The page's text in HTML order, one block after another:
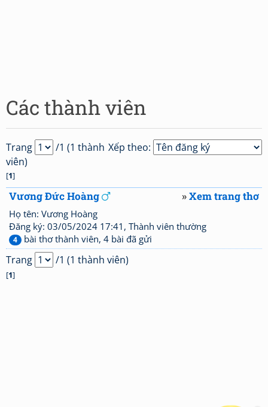
Các thành viên
Xếp theo:
Trang
/1 (1 thành
viên)
[1]
»Xem trang thơ
Vương Đức Hoàng
Họ tên: Vương Hoàng
Đăng ký: 03/05/2024 17:41, Thành viên thường
4 bài thơ thành viên, 4 bài đã gửi
Trang /1 (1 thành viên)
[1]